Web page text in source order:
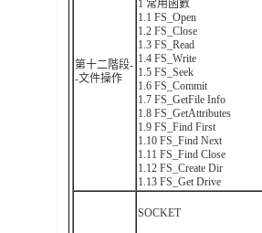
第十二階段-
-文件操作
1 常用函數
1.1 FS_Open
1.2 FS_Close
1.3 FS_Read
1.4 FS_Write
1.5 FS_Seek
1.6 FS_Commit
1.7 FS_GetFile Info
1.8 FS_GetAttributes
1.9 FS_Find First
1.10 FS_Find Next
1.11 FS_Find Close
1.12 FS_Create Dir
1.13 FS_Get Drive
SOCKET